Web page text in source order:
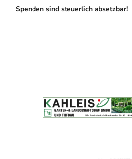
Spenden sind steuerlich absetzbar!